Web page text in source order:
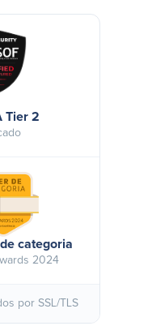
Tier 2
categoria
2024
por SSL/TLS